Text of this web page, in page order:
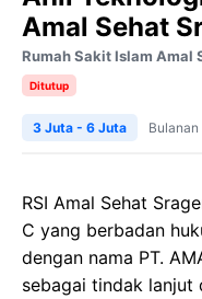
Amal Sehat
Rumah Sakit Islam Amal
Ditutup
3 Juta - 6 Juta Bulanan
RSI Amal Sehat
C yang berbadan
dengan nama PT.
sebagai tindak lanjut